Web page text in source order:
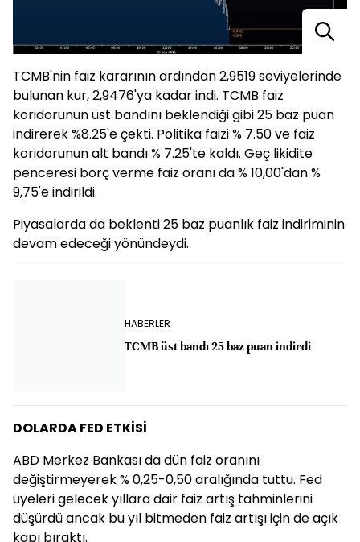
TCMB'nin faiz kararının ardından 2,9519 seviyelerinde
bulunan kur, 2,9476'ya kadar indi. TCMB faiz
koridorunun üst bandını beklendiği gibi 25 baz puan
indirerek %8.25'e çekti. Politika faizi % 7.50 ve faiz
koridorunun alt bandı % 7.25'te kaldı. Geç likidite
penceresi borç verme faiz oranı da % 10,00'dan %
9,75'e indirildi.
Piyasalarda da beklenti 25 baz puanlık faiz indiriminin
devam edeceği yönündeydi.
HABERLER
TCMB üst bandı 25 baz puan indirdi
DOLARDA FED ETKİSİ
ABD Merkez Bankası da dün faiz oranını
değiştirmeyerek % 0,25-0,50 aralığında tuttu. Fed
üyeleri gelecek yıllara dair faiz artış tahminlerini
düşürdü ancak bu yıl bitmeden faiz artışı için de açık
kapı bıraktı.